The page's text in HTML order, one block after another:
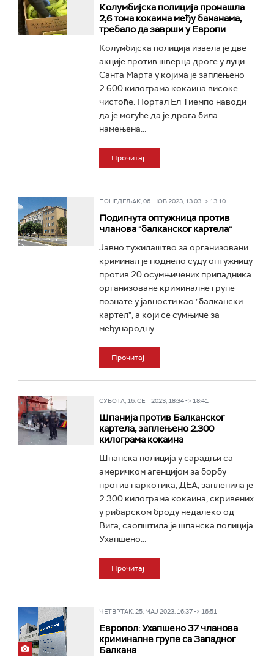
Колумбијска полиција пронашла
2,6 тона кокаина међу бананама,
требало да заврши у Европи
Колумбијска полиција извела је две
акције против шверца дроге у луци
Санта Марта у којима је заплењено
2.600 килограма кокаина високе
чистоће. Портал Ел Тиемпо наводи
да је могуће да је дрога била
намењена...
Прочитај
ПОНЕДЕЉАК, 06. НОВ 2023, 13:03 -> 13:10
Подигнута оптужница против
чланова "балканског картела"
Јавно тужилаштво за организовани
криминал је поднело суду оптужницу
против 20 осумњичених припадника
организоване криминалне групе
познате у јавности као "балкански
картел", а који се сумњиче за
међународну...
Прочитај
СУБОТА, 16. СЕП 2023, 18:34 -> 18:41
Шпанија против Балканског
картела, заплењено 2.300
килограма кокаина
Шпанска полиција у сарадњи са
америчком агенцијом за борбу
против наркотика, ДЕА, запленила је
2.300 килограма кокаина, скривених
у рибарском броду недалеко од
Вига, саопштила је шпанска полиција.
Ухапшено...
Прочитај
ЧЕТВРТАК, 25. МАЈ 2023, 16:37 -> 16:51
Европол: Ухапшено 37 чланова
криминалне групе са Западног
Балкана